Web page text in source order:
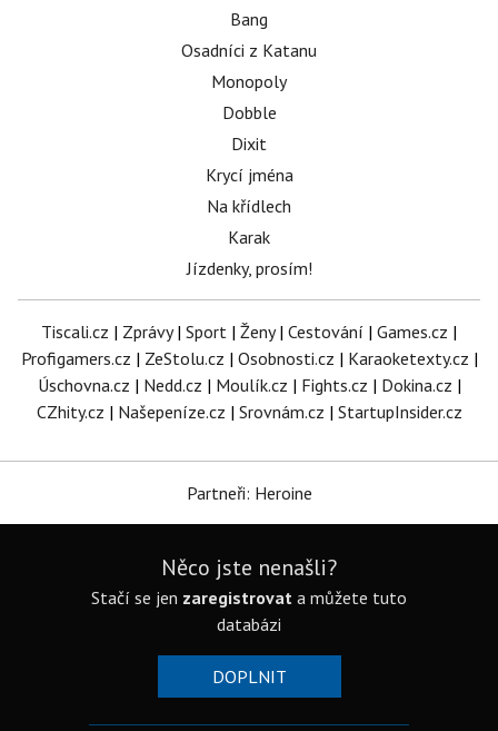
Bang
Osadníci z Katanu
Monopoly
Dobble
Dixit
Krycí jména
Na křídlech
Karak
Jízdenky, prosím!
Tiscali.cz | Zprávy| Sport | Ženy| Cestování | Games.cz |
Profigamers.cz | ZeStolu.cz | Osobnosti.cz | Karaoketexty.cz |
Úschovna.cz | Nedd.cz | Moulík.cz | Fights.cz | Dokina.cz |
CZhity.cz | Našepeníze.cz | Srovnám.cz | StartupInsider.cz
Partneři: Heroine
Něco jste nenašli?
Stačí se jen zaregistrovat a můžete tuto
databázi
DOPLNIT